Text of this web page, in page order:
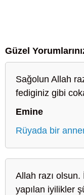
Güzel
Sağolun Allah
fediginiz gibi
Emine
Rüyada bir
Allah razı
yapılan iyilikler